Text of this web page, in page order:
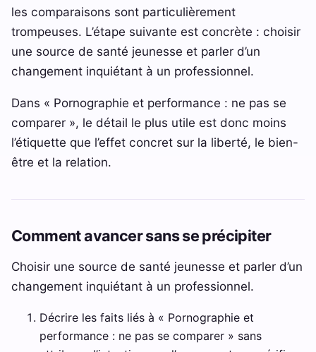
les comparaisons sont particulièrement
trompeuses. L’étape suivante est concrète : choisir
une source de santé jeunesse et parler d’un
changement inquiétant à un professionnel.
Dans « Pornographie et performance : ne pas se
comparer », le détail le plus utile est donc moins
l’étiquette que l’effet concret sur la liberté, le bien-
être et la relation.
Comment avancer sans se précipiter
Choisir une source de santé jeunesse et parler d’un
changement inquiétant à un professionnel.
Décrire les faits liés à « Pornographie et
performance : ne pas se comparer » sans